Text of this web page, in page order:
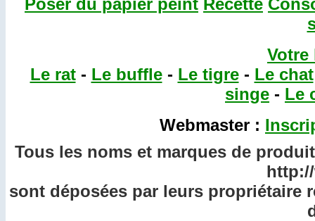
Poser du papier peint Recette
Le rat- Le buffle- Le tigre- Le chat
singe - Le
Webmaster :
Tous les noms et marques de
sont déposées par leurs propriétaire